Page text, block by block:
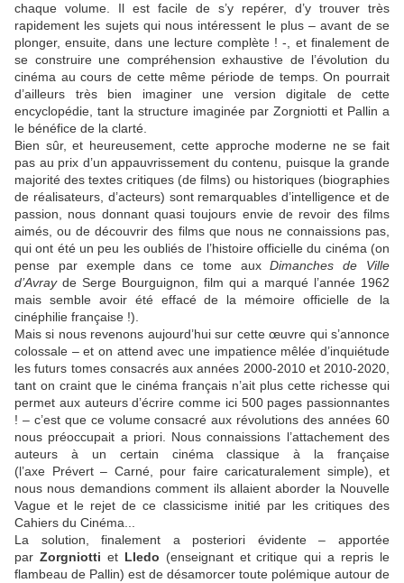
chaque volume. Il est facile de s’y repérer, d’y trouver très
rapidement les sujets qui nous intéressent le plus – avant de se
plonger, ensuite, dans une lecture complète ! -, et finalement de
se construire une compréhension exhaustive de l’évolution du
cinéma au cours de cette même période de temps. On pourrait
d’ailleurs très bien imaginer une version digitale de cette
encyclopédie, tant la structure imaginée par Zorgniotti et Pallin a
le bénéfice de la clarté.
Bien sûr, et heureusement, cette approche moderne ne se fait
pas au prix d’un appauvrissement du contenu, puisque la grande
majorité des textes critiques (de films) ou historiques (biographies
de réalisateurs, d’acteurs) sont remarquables d’intelligence et de
passion, nous donnant quasi toujours envie de revoir des films
aimés, ou de découvrir des films que nous ne connaissions pas,
qui ont été un peu les oubliés de l’histoire officielle du cinéma (on
pense par exemple dans ce tome auxDimanches de Ville
d’Avrayde Serge Bourguignon , film qui a marqué l’année 1962
mais semble avoir été effacé de la mémoire officielle de la
cinéphilie française !).
Mais si nous revenons aujourd’hui sur cette œuvre qui s’annonce
colossale – et on attend avec une impatience mêlée d’inquiétude
les futurs tomes consacrés aux années 2000-2010 et 2010-2020,
tant on craint que le cinéma français n’ait plus cette richesse qui
permet aux auteurs d’écrire comme ici 500 pages passionnantes
! – c’est que ce volume consacré aux révolutions des années 60
nous préoccupait a priori. Nous connaissions l’attachement des
auteurs à un certain cinéma classique à la française
(l’axe Prévert – Carné, pour faire caricaturalement simple), et
nous nous demandions comment ils allaient aborder la Nouvelle
Vague et le rejet de ce classicisme initié par les critiques des
Cahiers du Cinéma...
La solution, finalement a posteriori évidente – apportée
par Zorgniotti et Lledo (enseignant et critique qui a repris le
flambeau de Pallin) est de désamorcer toute polémique autour de